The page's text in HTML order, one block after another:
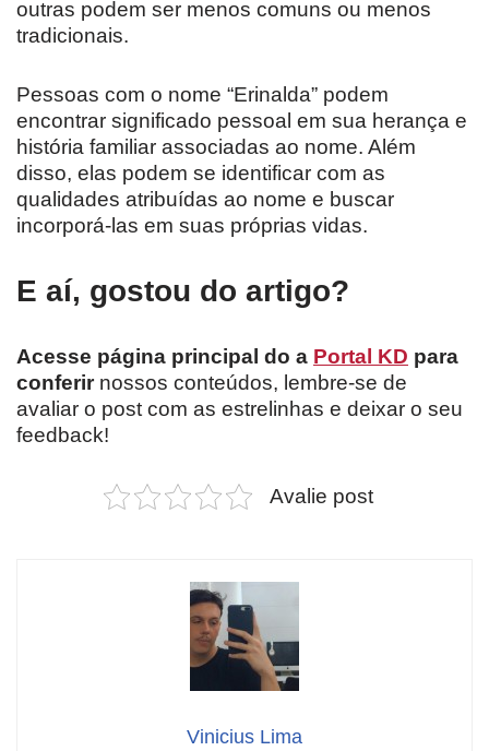
outras podem ser menos comuns ou menos
tradicionais.
Pessoas com o nome “Erinalda” podem
encontrar significado pessoal em sua herança e
história familiar associadas ao nome. Além
disso, elas podem se identificar com as
qualidades atribuídas ao nome e buscar
incorporá-las em suas próprias vidas.
E aí, gostou do artigo?
Acesse página principal do a Portal KD para
conferirnossos conteúdos, lembre-se de
avaliar o post com as estrelinhas e deixar o seu
feedback!
Avalie post
Vinicius Lima